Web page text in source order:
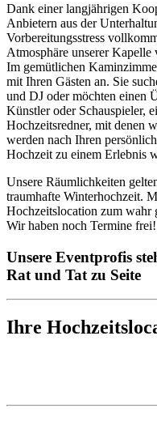
Dank einer langjährigen
Anbietern aus der
Vorbereitungsstress
Atmosphäre unserer Kapelle
Im gemütlichen
mit Ihren Gästen an. Sie
und DJ oder möchten einen
Künstler oder Schauspieler,
Hochzeitsredner, mit denen
werden nach Ihren
Hochzeit zu einem Erlebnis
Unsere Räumlichkeiten
traumhafte Winterhochzeit.
Hochzeitslocation zum wahr
Wir haben noch Termine frei!
Unsere Eventprofis
Rat und Tat zu Seite
Ihre